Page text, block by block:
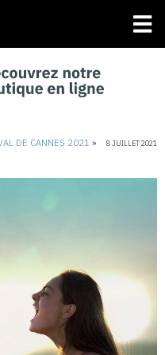
DE CANNES 2021 »
8 JUILLET 2021